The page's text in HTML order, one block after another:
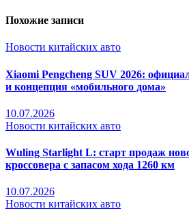
Похожие записи
Новости китайских авто
Xiaomi Pengcheng SUV 2026:
и концепция «мобильного дома»
10.07.2026
Новости китайских авто
Wuling Starlight L: старт продаж
кроссовера с запасом хода 1260 км
10.07.2026
Новости китайских авто